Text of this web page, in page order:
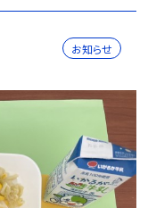
お知らせ